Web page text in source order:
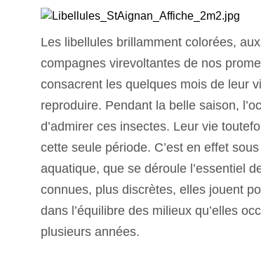
Les libellules brillamment colorées,
compagnes virevoltantes de nos
consacrent les quelques mois de leur
reproduire. Pendant la belle saison,
d’admirer ces insectes. Leur vie
cette seule période. C’est en effet
aquatique, que se déroule l’essentiel
connues, plus discrètes, elles jouent
dans l’équilibre des milieux qu’elles
plusieurs années.